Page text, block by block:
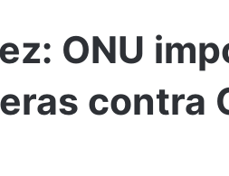
ONU
contra